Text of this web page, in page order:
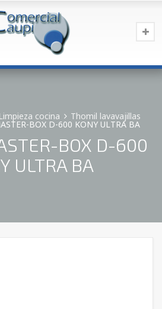
Limpieza cocina Thomil lavavajillas
BOX D-600 KONY ULTRA BA
BOX D-600
ULTRA BA